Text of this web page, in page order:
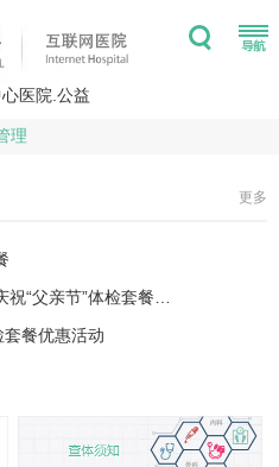
医院.公益
理
更多
“父亲节”体检套餐…
套餐优惠活动